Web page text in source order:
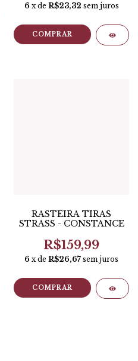
6 x de R$23,32 sem juros
COMPRAR
RASTEIRA TIRAS
STRASS - CONSTANCE
R$159,99
6 x de R$26,67 sem juros
COMPRAR